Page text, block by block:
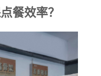
餐效率？